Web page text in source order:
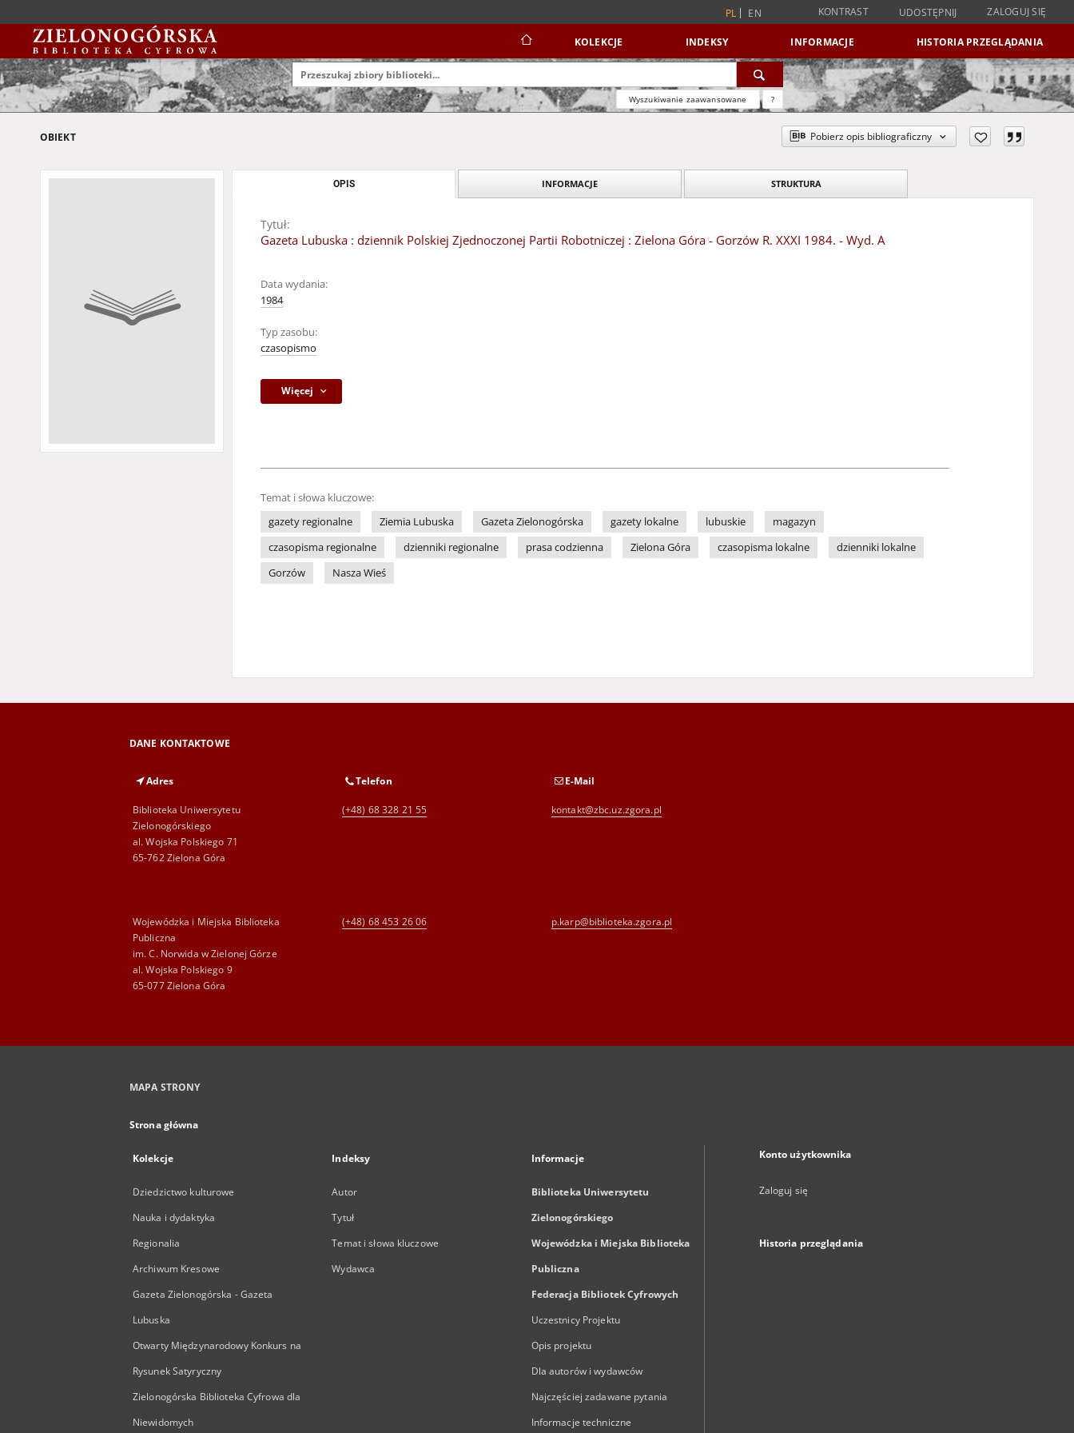
PL EN KONTRAST UDOSTĘPNIJ ZALOGUJ SIĘ
KOLEKCJE INDEKSY INFORMACJE HISTORIA PRZEGLĄDANIA
Wyszukiwanie zaawansowane ?
OBIEKT Pobierz opis bibliograficzny
OPIS INFORMACJE STRUKTURA
Tytuł:
Gazeta Lubuska : dziennik Polskiej Zjednoczonej Partii Robotniczej : Zielona Góra - Gorzów R. XXXI 1984. - Wyd. A
Data wydania:
1984
Typ zasobu:
czasopismo
Więcej
Temat i słowa kluczowe:
gazety regionalne
Ziemia Lubuska Gazeta Zielonogórska gazety lokalne lubuskie
magazyn
czasopisma regionalne
dzienniki regionalne prasa codzienna Zielona Góra czasopisma lokalne
dzienniki lokalne
Gorzów
Nasza Wieś
DANE KONTAKTOWE
Adres
Biblioteka Uniwersytetu
Zielonogórskiego
al. Wojska Polskiego 71
65-762 Zielona Góra
Telefon
(+48) 68 328 21 55
E-Mail
kontakt@zbc.uz.zgora.pl
Wojewódzka i Miejska Biblioteka
Publiczna
im. C. Norwida w Zielonej Górze
al. Wojska Polskiego 9
65-077 Zielona Góra
(+48) 68 453 26 06 p.karp@biblioteka.zgora.pl
MAPA STRONY
Strona główna
Kolekcje
Dziedzictwo kulturowe
Nauka i dydaktyka
Regionalia
Archiwum Kresowe
Gazeta Zielonogórska - Gazeta
Lubuska
Otwarty Międzynarodowy Konkurs na
Rysunek Satyryczny
Zielonogórska Biblioteka Cyfrowa dla
Niewidomych
Indeksy
Autor
Tytuł
Temat i słowa kluczowe
Wydawca
Informacje
Biblioteka Uniwersytetu
Zielonogórskiego
Wojewódzka i Miejska Biblioteka
Publiczna
Federacja Bibliotek Cyfrowych
Uczestnicy Projektu
Opis projektu
Dla autorów i wydawców
Najczęściej zadawane pytania
Informacje techniczne
Konto użytkownika
Zaloguj się
Historia przeglądania